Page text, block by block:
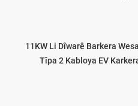
11KW Li Dîwarê Barkera
Tîpa 2 Kabloya EV